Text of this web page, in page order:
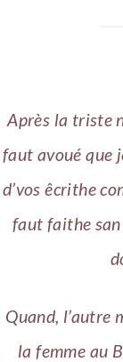
Après la triste
faut avoué que
d’vos êcrithe
faut faithe san
Quand, l’autre
la femme au